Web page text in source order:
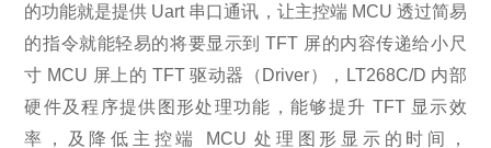
的功能就是提供 Uart 串口通讯，让主控端 MCU 透过简易
的指令就能轻易的将要显示到 TFT 屏的内容传递给小尺
寸 MCU 屏上的 TFT 驱动器（Driver），LT268C/D 内部
硬件及程序提供图形处理功能，能够提升 TFT 显示效
率，及降低主控端 MCU 处理图形显示的时间，